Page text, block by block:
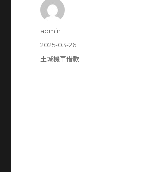
作
admin
發
佈
2025-03-26
分
土城機車借款